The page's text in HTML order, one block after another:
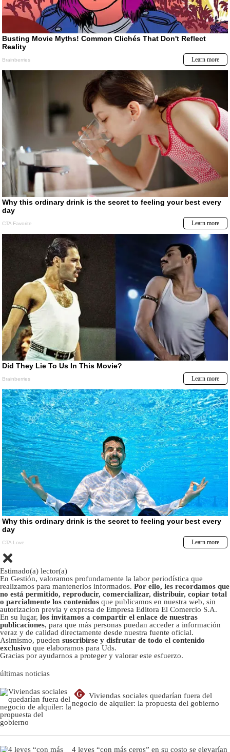
Estimado(a) lector(a)
En Gestión, valoramos profundamente la labor periodística que
realizamos para mantenerlos informados. Por ello, les recordamos que
no está permitido, reproducir, comercializar, distribuir, copiar total
o parcialmente los contenidos que publicamos en nuestra web, sin
autorizacion previa y expresa de Empresa Editora El Comercio S.A.
En su lugar, los invitamos a compartir el enlace de nuestras
publicaciones, para que más personas puedan acceder a información
veraz y de calidad directamente desde nuestra fuente oficial.
Asimismo, pueden suscribirse y disfrutar de todo el contenido
exclusivo que elaboramos para Uds.
Gracias por ayudarnos a proteger y valorar este esfuerzo.
últimas noticias
G
Viviendas sociales quedarían fuera del
negocio de alquiler: la propuesta del gobierno
4 leyes “con más ceros” en su costo se elevarían